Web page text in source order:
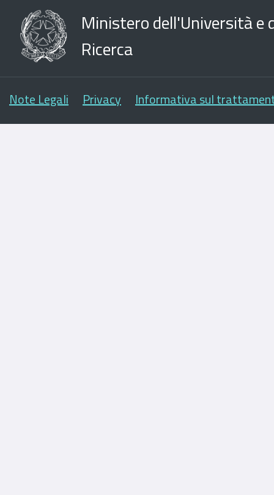
Ministero dell'Università e
Ricerca
Note Legali Privacy Informativa sul